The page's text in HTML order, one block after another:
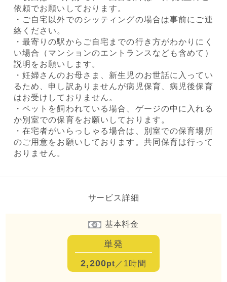
依頼でお願いしております。
・ご自宅以外でのシッティングの場合は事前にご連
絡ください。
・最寄りの駅からご自宅までの行き方がわかりにく
い場合（マンションのエントランスなども含めて）
説明をお願いします。
・妊婦さんのお母さま、新生児のお世話に入ってい
るため、申し訳ありませんが病児保育、病児後保育
はお受けしておりません。
・ペットを飼われている場合、ゲージの中に入れる
か別室での保育をお願いしております。
・在宅者がいらっしゃる場合は、別室での保育場所
のご用意をお願いしております。共同保育は行って
おりません。
サービス詳細
基本料金
単発
2,200pt ／1時間